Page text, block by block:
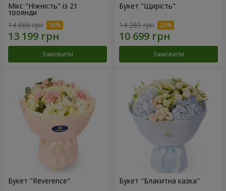
Мікс "Ніжність" із 21
троянди
14 666 грн
Замовити
Букет "Щирість"
14 265 грн
Замовити
Букет "Reverence" Букет "Блакитна казка"